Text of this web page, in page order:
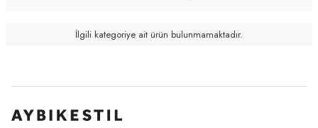
İlgili kategoriye ait ürün bulunmamaktadır.